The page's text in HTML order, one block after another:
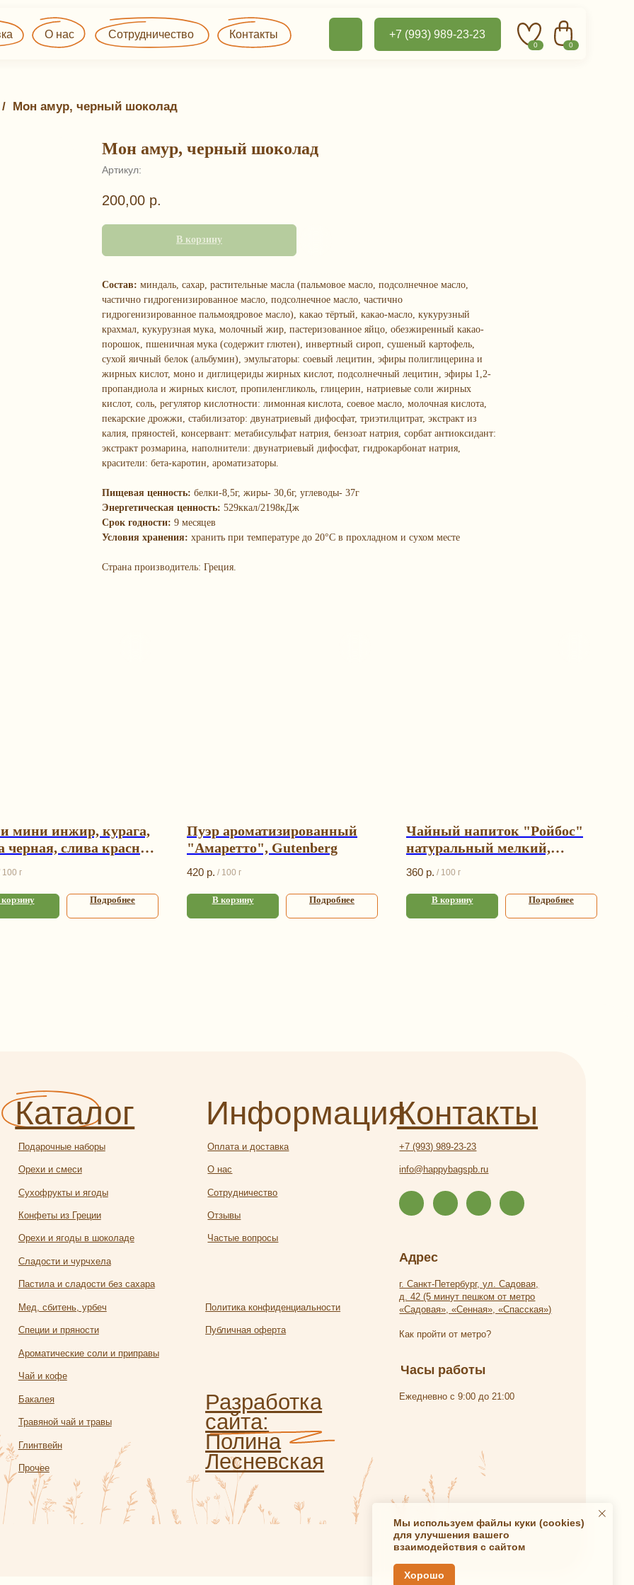
О нас Сотрудничество Контакты +7 (993) 989-23-23
0 0
/ Мон амур, черный шоколад
Мон амур, черный шоколад
Артикул:
200,00 р.
В корзину
Состав: миндаль, сахар, растительные масла (пальмовое масло, подсолнечное масло,
частично гидрогенизированное масло, подсолнечное масло, частично
гидрогенизированное пальмоядровое масло), какао тёртый, какао-масло, кукурузный
крахмал, кукурузная мука, молочный жир, пастеризованное яйцо, обезжиренный какао-
порошок, пшеничная мука (содержит глютен), инвертный сироп, сушеный картофель,
сухой яичный белок (альбумин), эмульгаторы: соевый лецитин, эфиры полиглицерина и
жирных кислот, моно и диглицериды жирных кислот, подсолнечный лецитин, эфиры 1,2-
пропандиола и жирных кислот, пропиленгликоль, глицерин, натриевые соли жирных
кислот, соль, регулятор кислотности: лимонная кислота, соевое масло, молочная кислота,
пекарские дрожжи, стабилизатор: двунатриевый дифосфат, триэтилцитрат, экстракт из
калия, пряностей, консервант: метабисульфат натрия, бензоат натрия, сорбат антиоксидант:
экстракт розмарина, наполнители: двунатриевый дифосфат, гидрокарбонат натрия,
красители: бета-каротин, ароматизаторы.
Пищевая ценность: белки-8,5г, жиры- 30,6г, углеводы- 37г
Энергетическая ценность: 529ккал/2198кДж
Срок годности: 9 месяцев
Условия хранения: хранить при температуре до 20°С в прохладном и сухом месте
Страна производитель: Греция.
мини инжир, курага,
черная, слива красная,
черешни, в белой
и в вишне
100 г
Подробнее
Пуэр ароматизированный
"Амаретто", Gutenberg
420 р. / 100 г
Подробнее
В корзину
Чайный напиток "Ройбос"
натуральный мелкий,
Gutenberg
360 р. / 100 г
Подробнее
В корзину
и ягоды в шоколаде
и чурчхела
и сладости без сахара
сбитень, урбеч Политика конфиденциальности
Публичная оферта
Полина
Лесневская
Адрес
г. Санкт-Петербург, ул. Садовая,
«Садовая», «Сенная», «Спасская»)
Как пройти от метро?
и пряности
чай и травы
Мы используем файлы куки (cookies)
для улучшения вашего
взаимодействия с сайтом
Хорошо